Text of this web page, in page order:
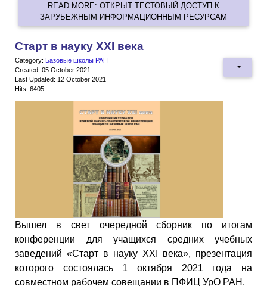
READ MORE: ОТКРЫТ ТЕСТОВЫЙ ДОСТУП К
ЗАРУБЕЖНЫМ ИНФОРМАЦИОННЫМ РЕСУРСАМ
Старт в науку XXI века
Category: Базовые школы РАН
Created: 05 October 2021
Last Updated: 12 October 2021
Hits: 6405
Вышел в свет очередной сборник по итогам
конференции для учащихся средних учебных
заведений «Старт в науку XXI века», презентация
которого состоялась 1 октября 2021 года на
совместном рабочем совещании в ПФИЦ УрО РАН.